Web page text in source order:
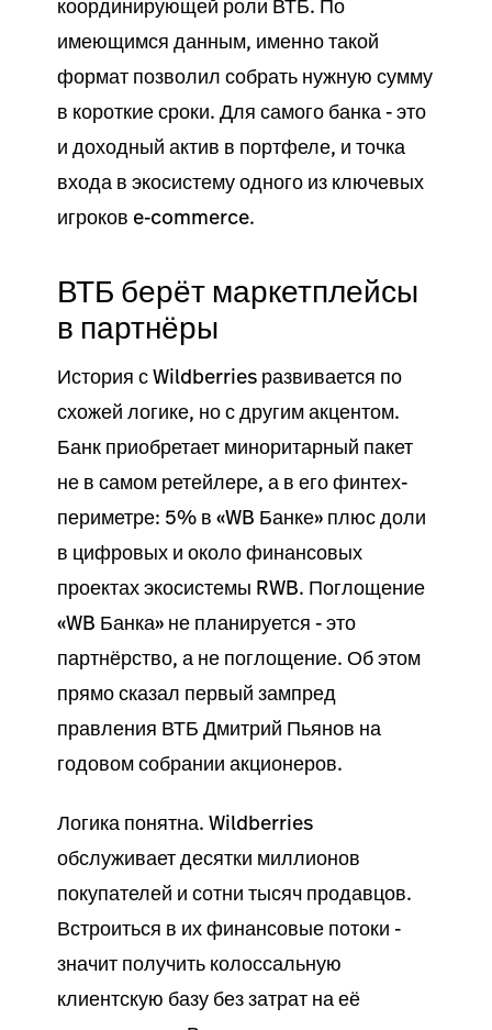
координирующей роли ВТБ. По
имеющимся данным, именно такой
формат позволил собрать нужную сумму
в короткие сроки. Для самого банка - это
и доходный актив в портфеле, и точка
входа в экосистему одного из ключевых
игроков e-commerce.
ВТБ берёт маркетплейсы
в партнёры
История с Wildberries развивается по
схожей логике, но с другим акцентом.
Банк приобретает миноритарный пакет
не в самом ретейлере, а в его финтех-
периметре: 5% в «WB Банке» плюс доли
в цифровых и около финансовых
проектах экосистемы RWB. Поглощение
«WB Банка» не планируется - это
партнёрство, а не поглощение. Об этом
прямо сказал первый зампред
правления ВТБ Дмитрий Пьянов на
годовом собрании акционеров.
Логика понятна. Wildberries
обслуживает десятки миллионов
покупателей и сотни тысяч продавцов.
Встроиться в их финансовые потоки -
значит получить колоссальную
клиентскую базу без затрат на её